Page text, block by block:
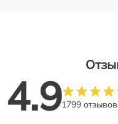
4.91799 отзывов